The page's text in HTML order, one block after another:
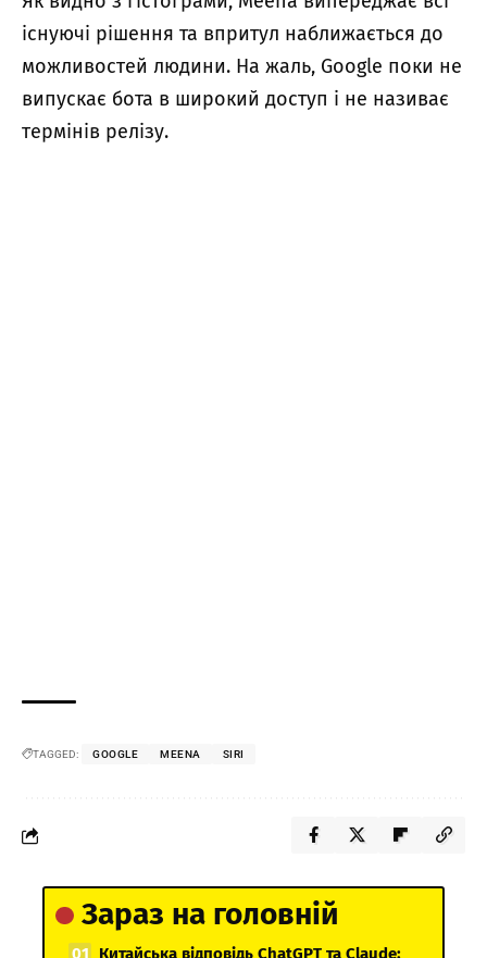
існуючі рішення та впритул наближається до
можливостей людини. На жаль, Google поки не
випускає бота в широкий доступ і не називає
термінів релізу.
TAGGED: GOOGLE MEENA SIRI
Зараз на головній
Китайська відповідь ChatGPT та Claude: